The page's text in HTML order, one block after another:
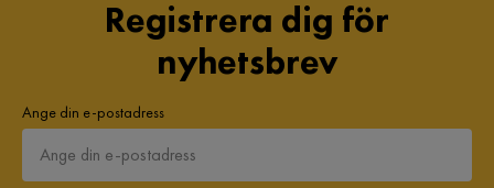
Registrera dig för
nyhetsbrev
Ange din e-postadress